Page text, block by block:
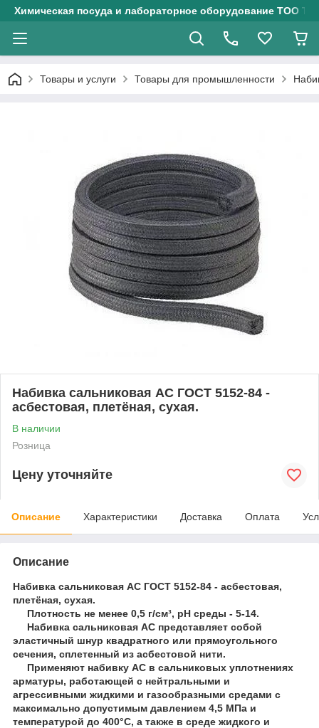
Химическая посуда и лабораторное оборудование ТОО
Товары и услуги Товары для промышленности
Набивка сальниковая АС ГОСТ 5152-84 -
асбестовая, плетёная, сухая.
В наличии
Розница
Цену уточняйте
Описание Характеристики Доставка Оплата
Описание
Набивка сальниковая АС ГОСТ 5152-84 - асбестовая,
плетёная, сухая.
Плотность не менее 0,5 г/см³, pH среды - 5-14.
Набивка сальниковая АС представляет собой
эластичный шнур квадратного или прямоугольного
сечения, сплетенный из асбестовой нити.
Применяют набивку АС в сальниковых уплотнениях
арматуры, работающей с нейтральными и
агрессивными жидкими и газообразными средами с
максимально допустимым давлением 4,5 МПа и
температурой до 400°С, а также в среде жидкого и